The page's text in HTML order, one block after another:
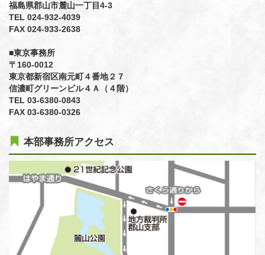
福島県郡山市麓山一丁目4-3
TEL 024-932-4039
FAX 024-933-2638
■東京事務所
〒160-0012
東京都新宿区南元町４番地２７
信濃町グリーンビル４Ａ（４階）
TEL 03-6380-0843
FAX 03-6380-0326
本部事務所アクセス